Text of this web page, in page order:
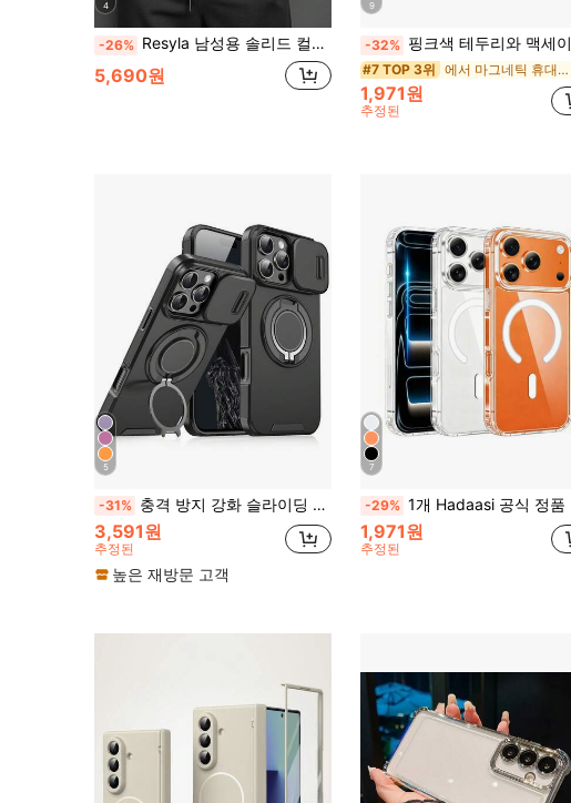
4
-26% Resyla 남성용 솔리드 컬러 캐주얼 다용도 데일리웨어 상의
5,690원
9
-32% 핑크색 테두리와 맥세이프 링이 있는 핑크색 자석 투명 휴대폰 케이스. 아이폰 16/15/14/13/12/11 Pro/Plus/Max/Mini/7/8/SE/16e/7P/X/XR/XsMax와 호환되는 충격 방지 보호 케이스입니다. S25 Ultra/S24 Ultra/S23 FE/S22+에도 사용 가능합니다. 여성, 엄마, 봄, 부활절 선물로 좋습니다.
#7 TOP 3위 에서 마그네틱 휴대폰 케이스
1,971원
추정된
5
-31% 충격 방지 강화 슬라이딩 커버 휴대폰 케이스는 iPhone 17 Pro Max, 16E, 16, 15, 14, 13, 12, 11 Pro Max, iPhone 16 Pro Max, 16 Pro, 16 Plus, 17 Pro, 17 Air, 13 Pro Max 및 Galaxy S26 Ultra, S26 Plus, S25 Ultra, S24 Ultra와 호환되며, 링 홀더가 있는 후면 쉘이 포함되어 있습니다.
3,591원
추정된
높은 재방문 고객
7
-29% 1개 Hadaasi 공식 정품 투명 자석 아크릴 하드 쉘 크리스탈 클리어 방열 변색 방지 MagSafe 호환 두꺼운 낙하 방지 휴대폰 케이스 남녀용 Apple 18pro/18promax/18/17e/17pro/17promax/Apple Air/17/16pro/16promax/16plus/16/16E/SE4/15pro/15promax/15plus/15/14pro/14promax/14plus/14/13pro/13promax/13/12pro/12promax/11promax/11 및 Galaxy S26Ultra/S26Plus/S26/S25Ultra/S25FE/A57/A37/A56/A55/A36 호환
1,971원
추정된